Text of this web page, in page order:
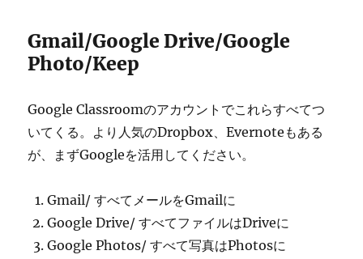
Gmail/Google Drive/Google
Photo/Keep
Google Classroomのアカウントでこれらすべてつ
いてくる。より人気のDropbox、Evernoteもある
が、まずGoogleを活用してください。
Gmail/ すべてメールをGmailに
Google Drive/ すべてファイルはDriveに
Google Photos/ すべて写真はPhotosに